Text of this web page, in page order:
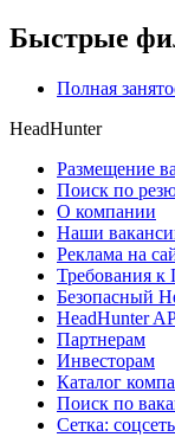
Быстрые
Полная
HeadHunter
Размещение
Поиск по
О компании
Наши
Реклама на
Требования
Безопасный
HeadHunter
Партнерам
Инвесторам
Каталог
Поиск по
Сетка: